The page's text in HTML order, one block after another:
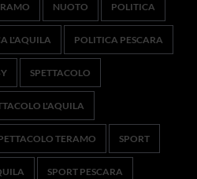
NUOTO POLITICA
L'AQUILA POLITICA PESCARA
SPETTACOLO
L'AQUILA
TERAMO SPORT
SPORT PESCARA